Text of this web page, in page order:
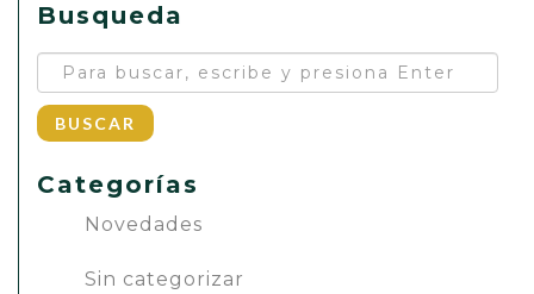
Busqueda
BUSCAR
Categorías
Novedades
Sin categorizar